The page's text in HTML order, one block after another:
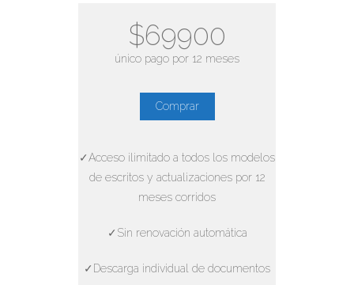
$69900
único pago por 12 meses
Comprar
✓Acceso ilimitado a todos los modelos
de escritos y actualizaciones por 12
meses corridos
✓Sin renovación automática
✓Descarga individual de documentos